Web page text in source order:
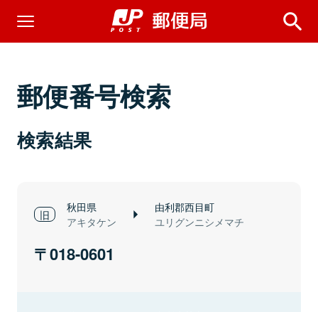
郵便番号検索
検索結果
秋田県
アキタケン
由利郡西目町
ユリグンニシメマチ
018-0601